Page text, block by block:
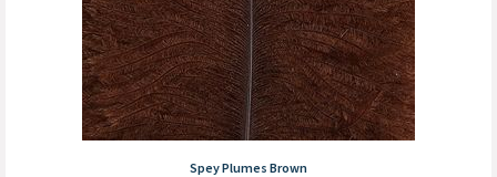
Spey Plumes Brown